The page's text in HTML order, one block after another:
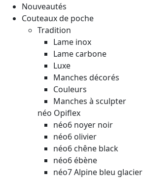
Nouveautés
Couteaux de poche
Tradition
Lame inox
Lame carbone
Luxe
Manches décorés
Couleurs
Manches à sculpter
néo Opiflex
néo6 noyer noir
néo6 olivier
néo6 chêne black
néo6 ébène
néo7 Alpine bleu glacier